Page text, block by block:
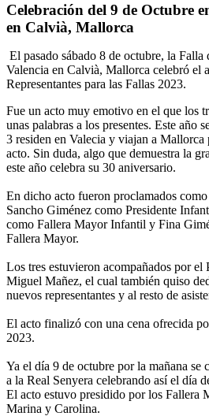
Celebración del 9 de Octubre
en Calvià, Mallorca
El pasado sábado 8 de octubre, la Falla
Valencia en Calvià, Mallorca celebró el
Representantes para las Fallas 2023.
Fue un acto muy emotivo en el que los
unas palabras a los presentes. Este año
3 residen en Valecia y viajan a Mallorca
acto. Sin duda, algo que demuestra la
este año celebra su 30 aniversario.
En dicho acto fueron proclamados
Sancho Giménez como Presidente
como Fallera Mayor Infantil y Fina
Fallera Mayor.
Los tres estuvieron acompañados por el
Miguel Mañez, el cual también quiso
nuevos representantes y al resto de
El acto finalizó con una cena ofrecida
2023.
Ya el día 9 de octubre por la mañana se
a la Real Senyera celebrando así el día
El acto estuvo presidido por los Fallera
Marina y Carolina.